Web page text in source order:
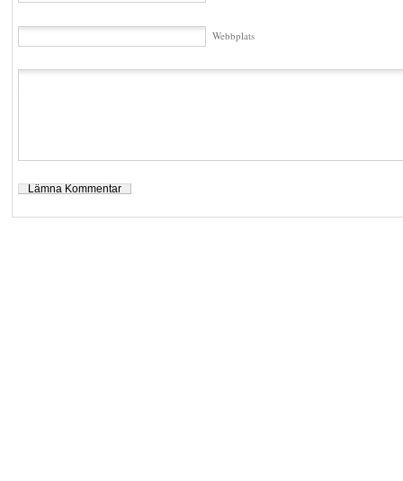
Webbplats